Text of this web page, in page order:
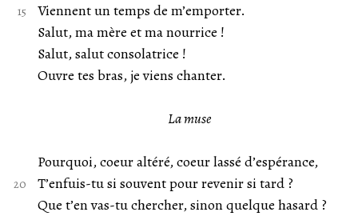
Viennent un temps de m’emporter.
Salut, ma mère et ma nourrice !
Salut, salut consolatrice !
Ouvre tes bras, je viens chanter.
La muse
Pourquoi, coeur altéré, coeur lassé d’espérance,
T’enfuis-tu si souvent pour revenir si tard ?
Que t’en vas-tu chercher, sinon quelque hasard ?